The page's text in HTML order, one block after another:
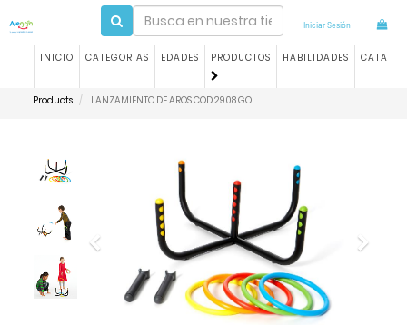
Iniciar Sesión
INICIO CATEGORIAS EDADES PRODUCTOS HABILIDADES
Products LANZAMIENTO DE AROS COD 2908 GO
Previous